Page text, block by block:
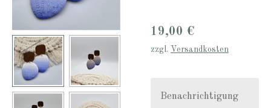
19,00 €
zzgl. Versandkosten
Benachrichtigung